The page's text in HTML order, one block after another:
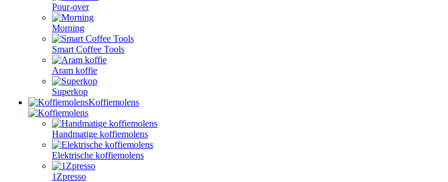
Pour-over
Morning
Smart Coffee Tools
Aram koffie
Superkop
Koffiemolens
Handmatige koffiemolens
Elektrische koffiemolens
1Zpresso